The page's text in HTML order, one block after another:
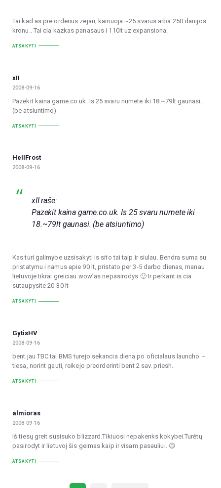
Tai kad as pre orderius zejau, kainuoja ~25 svarus arba 250 danijos
kronu.. Tai cia kazkas panasaus i 110lt uz expansiona.
ATSAKYTI
xII
2008-09-16
Pazekit kaina game.co.uk. Is 25 svaru numete iki 18.~79lt gaunasi.
(be atsiuntimo)
ATSAKYTI
HellFrost
2008-09-16
xII rašė:
Pazekit kaina game.co.uk. Is 25 svaru numete iki
18.~79lt gaunasi. (be atsiuntimo)
Kas turi galimybe uzsisakyti is sito tai taip ir siulau. Bendra suma su
pristatymu i namus apie 90 lt, pristato per 3-5 darbo dienas, manau
lietuvoje tikrai greiciau wow’as nepasirodys 🙂 Ir perkant is cia
sutaupysite 20-30 lt
ATSAKYTI
GytisHV
2008-09-16
bent jau TBC tai BMS turejo sekancia diena po oficialaus launcho –
tiesa, norint gauti, reikejo preorderinti bent 2 sav. priesh.
ATSAKYTI
almioras
2008-09-16
Iš tiesų greit susisuko blizzard.Tikiuosi nepakenks kokybei.Turėtų
pasirodyt ir lietuvoj šis geimas kaip ir visam pasauliui. 😉
ATSAKYTI